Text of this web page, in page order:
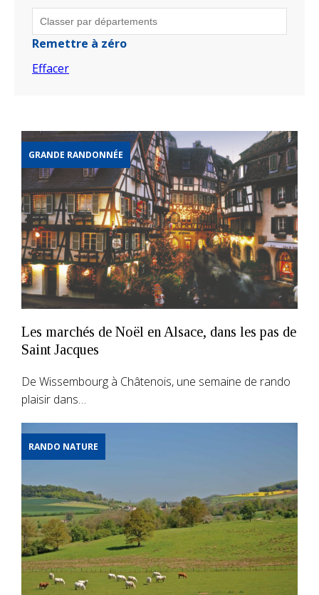
Remettre à zéro
Effacer
GRANDE RANDONNÉE
Les marchés de Noël en Alsace, dans les pas de
Saint Jacques
De Wissembourg à Châtenois, une semaine de rando
plaisir dans…
RANDO NATURE